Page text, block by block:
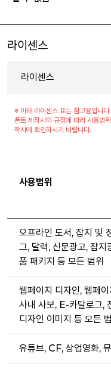
라이센스
라이센스
※ 아래 라이센스 표는 참고용입니다.
폰트 제작사의 규정에 따라 사용범
작사에 확인하시기 바랍니다.
사용범위
오프라인 도서, 잡지 및
그, 달력, 신문광고, 잡지
품 패키지 등 모든 범위
웹페이지 디자인, 웹페
사내 사보, E-카탈로그,
디자인 이미지 등 모든
유튜브, CF, 상업영화,